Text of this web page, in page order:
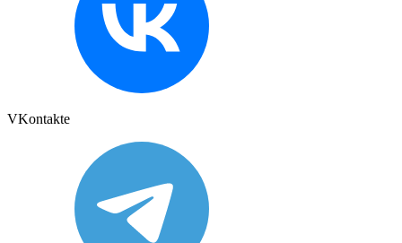
VKontakte